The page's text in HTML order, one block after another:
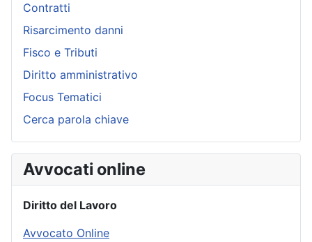
Contratti
Risarcimento danni
Fisco e Tributi
Diritto amministrativo
Focus Tematici
Cerca parola chiave
Avvocati online
Diritto del Lavoro
Avvocato Online